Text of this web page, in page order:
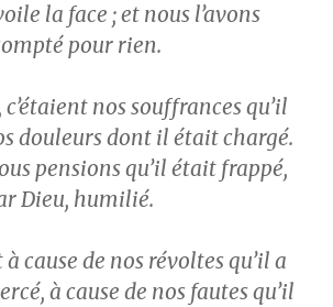
la face ; et nous l’avons
pour rien.
nos souffrances qu’il
douleurs dont il était chargé.
pensions qu’il était frappé,
Dieu, humilié.
à cause de nos révoltes qu’il a
à cause de nos fautes qu’il